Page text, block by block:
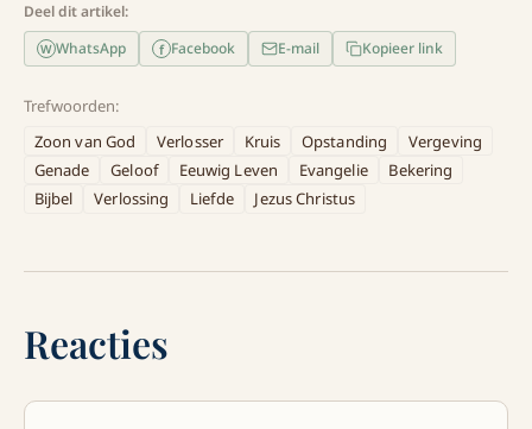
Deel dit artikel:
W WhatsApp f Facebook E-mail Kopieer link
Trefwoorden:
Zoon van God
Verlosser Kruis Opstanding
Vergeving
Genade
Geloof Eeuwig Leven Evangelie
Bekering
Bijbel
Verlossing Liefde Jezus Christus
Reacties